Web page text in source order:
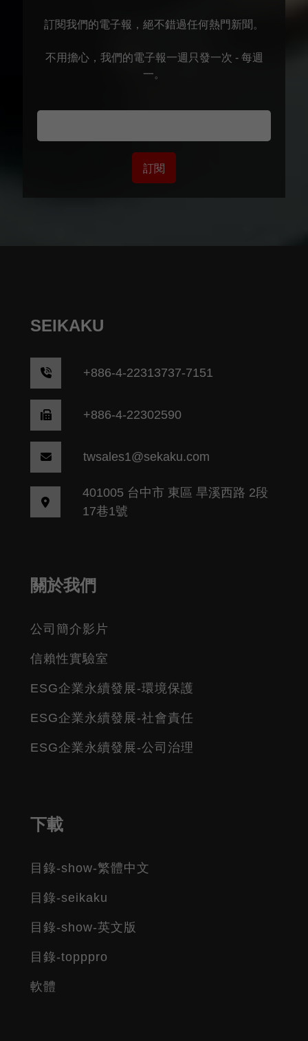
訂閱我們的電子報，絕不錯過任何熱門新聞。
不用擔心，我們的電子報一週只發一次 - 每週
一。
訂閱
SEIKAKU
+886-4-22313737-7151
+886-4-22302590
twsales1@sekaku.com
401005 台中市 東區 旱溪西路 2段
17巷1號
關於我們
公司簡介影片
信賴性實驗室
ESG企業永續發展-環境保護
ESG企業永續發展-社會責任
ESG企業永續發展-公司治理
下載
目錄-show-繁體中文
目錄-seikaku
目錄-show-英文版
目錄-topppro
軟體